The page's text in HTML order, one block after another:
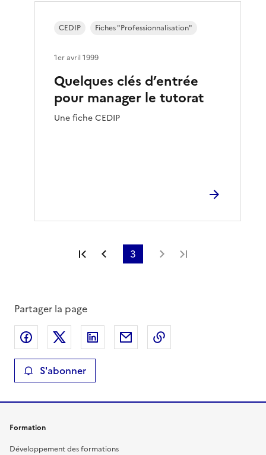
Quelques clés d’entrée
pour manager le tutorat
Une fiche CEDIP
CEDIP Fiches "Professionnalisation"
1er avril 1999
Première page
Page précédente
3 Page suivante
Partager la page
Partager sur Facebook
Partager sur XPartager sur LinkedIn
Partager par email
S'abonner
Formation
Développement des formations